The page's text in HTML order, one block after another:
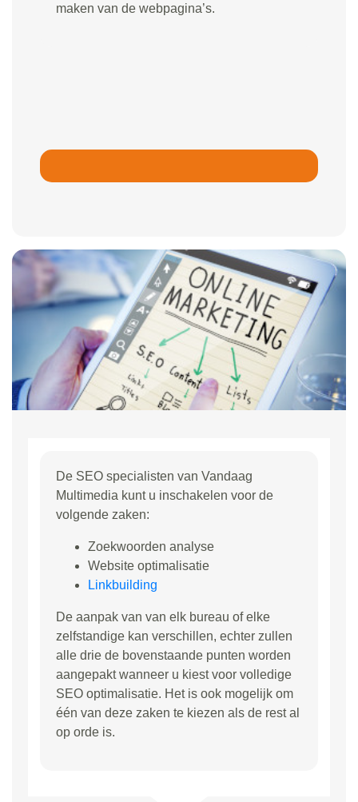
maken van de webpagina’s.
De SEO specialisten van Vandaag
Multimedia kunt u inschakelen voor de
volgende zaken:
Zoekwoorden analyse
Website optimalisatie
Linkbuilding
De aanpak van van elk bureau of elke
zelfstandige kan verschillen, echter zullen
alle drie de bovenstaande punten worden
aangepakt wanneer u kiest voor volledige
SEO optimalisatie. Het is ook mogelijk om
één van deze zaken te kiezen als de rest al
op orde is.